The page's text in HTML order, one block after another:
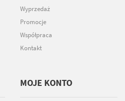
Wyprzedaż
Promocje
Współpraca
Kontakt
MOJE KONTO